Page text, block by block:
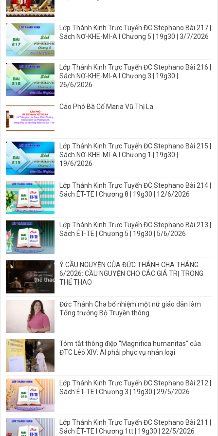
Lớp Thánh Kinh Trực Tuyến ĐC Stephano Bài 217 |
Sách NƠ-KHE-MI-A I Chương 5 | 19g30 | 3/7/2026
Lớp Thánh Kinh Trực Tuyến ĐC Stephano Bài 216 |
Sách NƠ-KHE-MI-A I Chương 3 | 19g30 |
26/6/2026
Cáo Phó Bà Cố Maria Vũ Thị La
Lớp Thánh Kinh Trực Tuyến ĐC Stephano Bài 215 |
Sách NƠ-KHE-MI-A I Chương 1 | 19g30 |
19/6/2026
Lớp Thánh Kinh Trực Tuyến ĐC Stephano Bài 214 |
Sách ÉT-TE I Chương 8 | 19g30 | 12/6/2026
Lớp Thánh Kinh Trực Tuyến ĐC Stephano Bài 213 |
Sách ÉT-TE | Chương 5 | 19g30 | 5/6/2026
Ý CẦU NGUYỆN CỦA ĐỨC THÁNH CHA THÁNG
6/2026: CẦU NGUYỆN CHO CÁC GIÁ TRỊ TRONG
THỂ THAO
Đức Thánh Cha bổ nhiệm một nữ giáo dân làm
Tổng trưởng Bộ Truyền thông
Tóm tắt thông điệp “Magnifica humanitas” của
ĐTC Lêô XIV: AI phải phục vụ nhân loại
Lớp Thánh Kinh Trực Tuyến ĐC Stephano Bài 212 |
Sách ÉT-TE I Chương 3 | 19g30 | 29/5/2026
Lớp Thánh Kinh Trực Tuyến ĐC Stephano Bài 211 |
Sách ÉT-TE I Chương 1tt | 19g30 | 22/5/2026